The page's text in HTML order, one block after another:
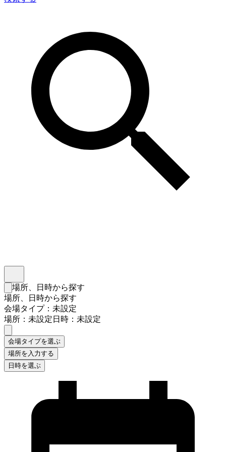
検索フォームを閉じる
場所、日時から探す
場所、日時から探す
会場タイプ：未設定
場所：未設定日時：未設定
会場タイプを選ぶ
場所を入力する
日時を選ぶ